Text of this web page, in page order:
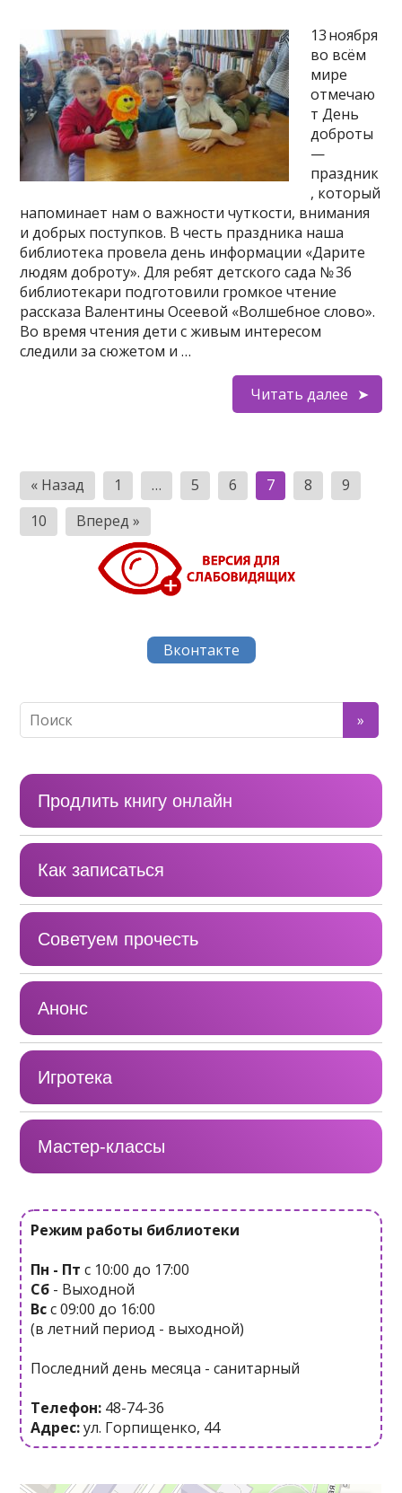
13 ноября
во всём
мире
отмечаю
т День
доброты
—
праздник
, который
напоминает нам о важности чуткости, внимания
и добрых поступков. В честь праздника наша
библиотека провела день информации «Дарите
людям доброту». Для ребят детского сада № 36
библиотекари подготовили громкое чтение
рассказа Валентины Осеевой «Волшебное слово».
Во время чтения дети с живым интересом
следили за сюжетом и …
Читать далее
Навигация
по
записям
« Назад 1 … 5 6 7 8
9
10
Вперед »
Вконтакте
Продлить книгу онлайн
Как записаться
Советуем прочесть
Анонс
Игротека
Мастер-классы
Режим работы библиотеки
Пн - Пт с 10:00 до 17:00
Сб - Выходной
Всс 09:00 до 16:00
(в летний период - выходной)
Последний день месяца - санитарный
Телефон: 48-74-36
Адрес:ул. Горпищенко, 44